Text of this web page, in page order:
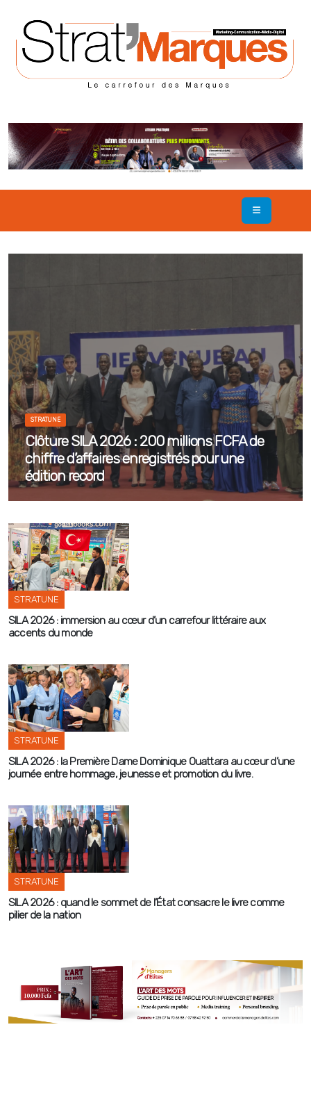
STRATUNE
Clôture SILA 2026 : 200 millions FCFA de
chiffre d’affaires enregistrés pour une
édition record
STRATUNE
SILA 2026 : immersion au cœur d’un carrefour littéraire aux
accents du monde
STRATUNE
SILA 2026 : la Première Dame Dominique Ouattara au cœur d’une
journée entre hommage, jeunesse et promotion du livre.
STRATUNE
SILA 2026 : quand le sommet de l’État consacre le livre comme
pilier de la nation